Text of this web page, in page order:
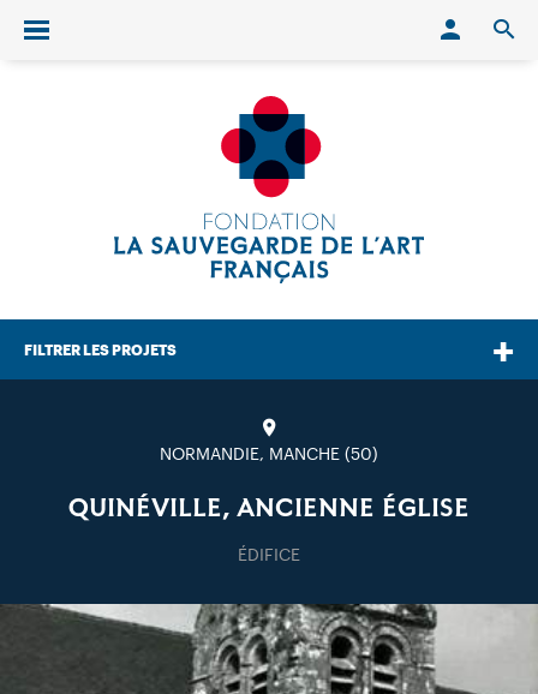
Ouvrir/fermer le menu
FILTRER LES PROJETS
NORMANDIE, MANCHE (50)
QUINÉVILLE, ANCIENNE ÉGLISE
ÉDIFICE